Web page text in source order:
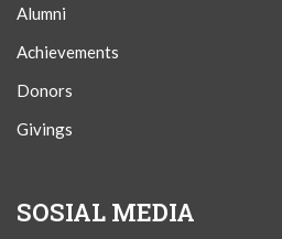
Alumni
Achievements
Donors
Givings
SOSIAL MEDIA